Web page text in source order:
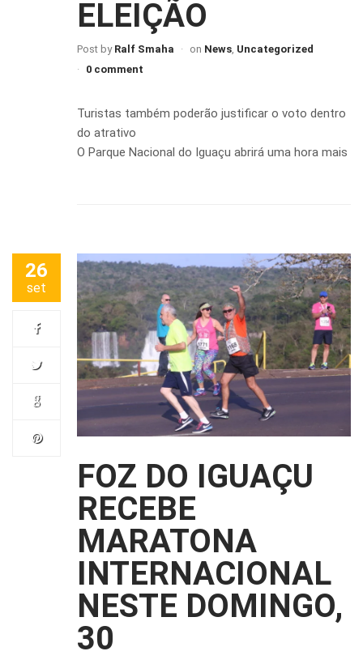
ELEIÇÃO
Post by Ralf Smaha on News, Uncategorized
0 comment
Turistas também poderão justificar o voto dentro
do atrativo
O Parque Nacional do Iguaçu abrirá uma hora mais
26
set
FOZ DO IGUAÇU
RECEBE
MARATONA
INTERNACIONAL
NESTE DOMINGO,
30